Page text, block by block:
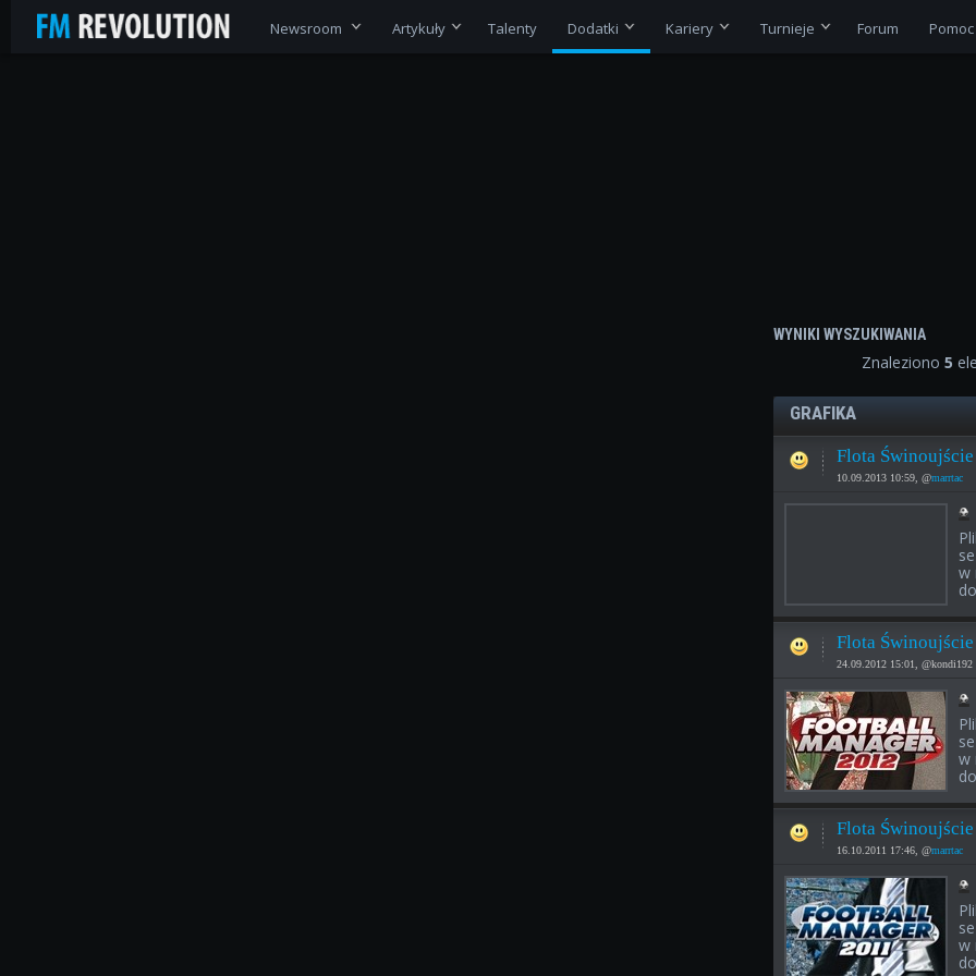
Newsroom Artykuły Talenty Dodatki Kariery Turnieje Forum Pomoc
WYNIKI WYSZUKIWANIA
Znaleziono5
GRAFIKA
Flota
10.09.2013 10:59, @marrtac
w
Flota
24.09.2012 15:01, @kondi192
w
Flota
16.10.2011 17:46, @marrtac
w